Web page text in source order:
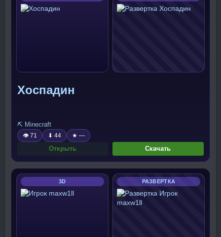
Хоспадин
⛏️ Minecraft
👁 71 ⬇ 44 ★ —
Открыть Скачать
3D РАЗВЕРТКА